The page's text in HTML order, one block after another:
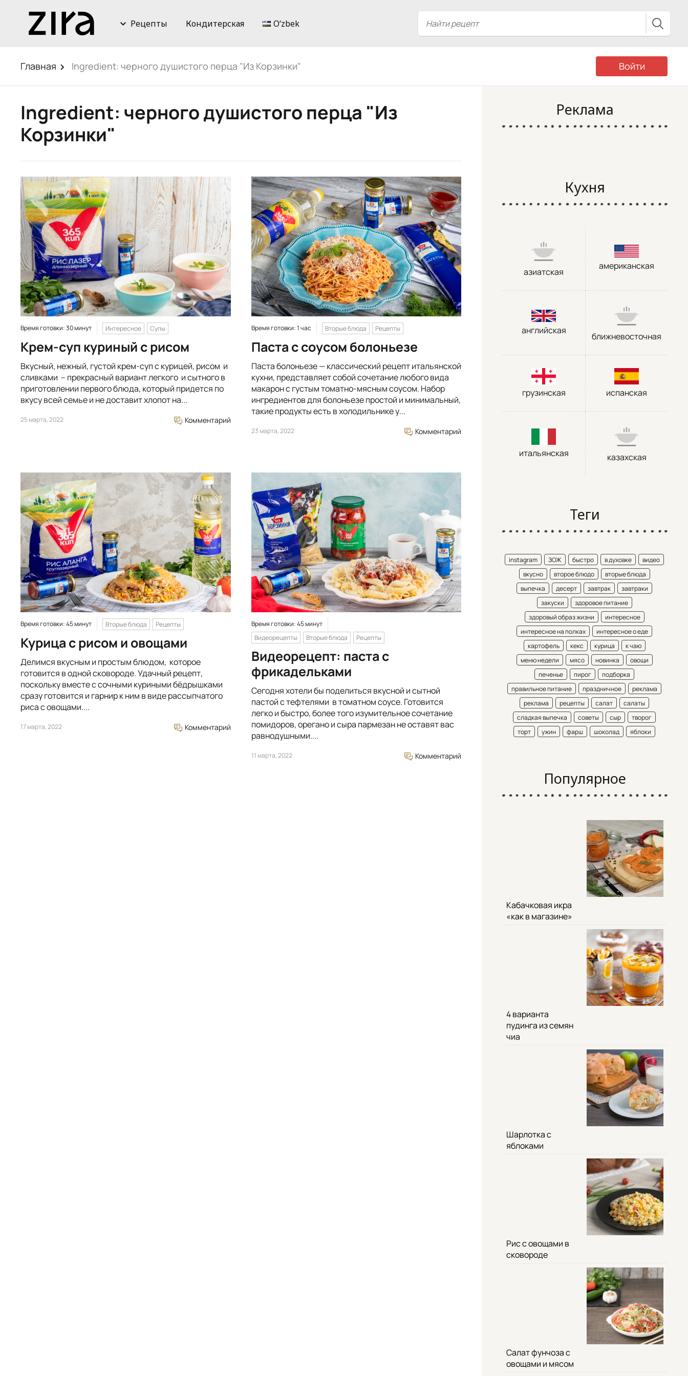
Рецепты Кондитерская Oʻzbek
Главная Ingredient: черного душистого перца "Из Корзинки" Войти
Ingredient: черного душистого перца "Из
Корзинки"
Время готовки: 30 минут Интересное Супы
Крем-суп куриный с рисом
Вкусный, нежный, густой крем-суп с курицей, рисом и
сливками – прекрасный вариант легкого и сытного в
приготовлении первого блюда, который придется по
вкусу всей семье и не доставит хлопот на...
25 марта, 2022 Комментарий
Время готовки: 1 час Вторые блюда Рецепты
Паста с соусом болоньезе
Паста болоньезе — классический рецепт итальянской
кухни, представляет собой сочетание любого вида
макарон с густым томатно-мясным соусом. Набор
ингредиентов для болоньезе простой и минимальный,
такие продукты есть в холодильнике у...
23 марта, 2022 Комментарий
Время готовки: 45 минут Вторые блюда Рецепты
Курица с рисом и овощами
Делимся вкусным и простым блюдом, которое
готовится в одной сковороде. Удачный рецепт,
поскольку вместе с сочными куриными бёдрышками
сразу готовится и гарнир к ним в виде рассыпчатого
риса с овощами....
17 марта, 2022 Комментарий
Время готовки: 45 минут
Видеорецепты
Вторые блюда Рецепты
Видеорецепт: паста с
фрикадельками
Сегодня хотели бы поделиться вкусной и сытной
пастой с тефтелями в томатном соусе. Готовится
легко и быстро, более того изумительное сочетание
помидоров, орегано и сыра пармезан не оставят вас
равнодушными....
11 марта, 2022 Комментарий
Реклама
Кухня
азиатская
американская
английская
ближневосточная
грузинская испанская
итальянская казахская
Теги
instagram ЗОЖ быстро в духовке
видео
вкусно
второе блюдо
вторые блюда
выпечка
десерт завтрак
завтраки
закуски
здоровое питание
здоровый образ жизни
интересное
интересное на полках
интересное о еде
картофель
кекс курица
к чаю
меню недели
мясо новинка
овощи
печенье
пирог
подборка
правильное питание
праздничное
реклама
реклама
рецепты салат
салаты
сладкая выпечка
советы сыр
творог
торт
ужин фарш шоколад яблоки
Популярное
Кабачковая икра
«как в магазине»
4 варианта
пудинга из семян
чиа
Шарлотка с
яблоками
Рис с овощами в
сковороде
Салат фунчоза с
овощами и мясом